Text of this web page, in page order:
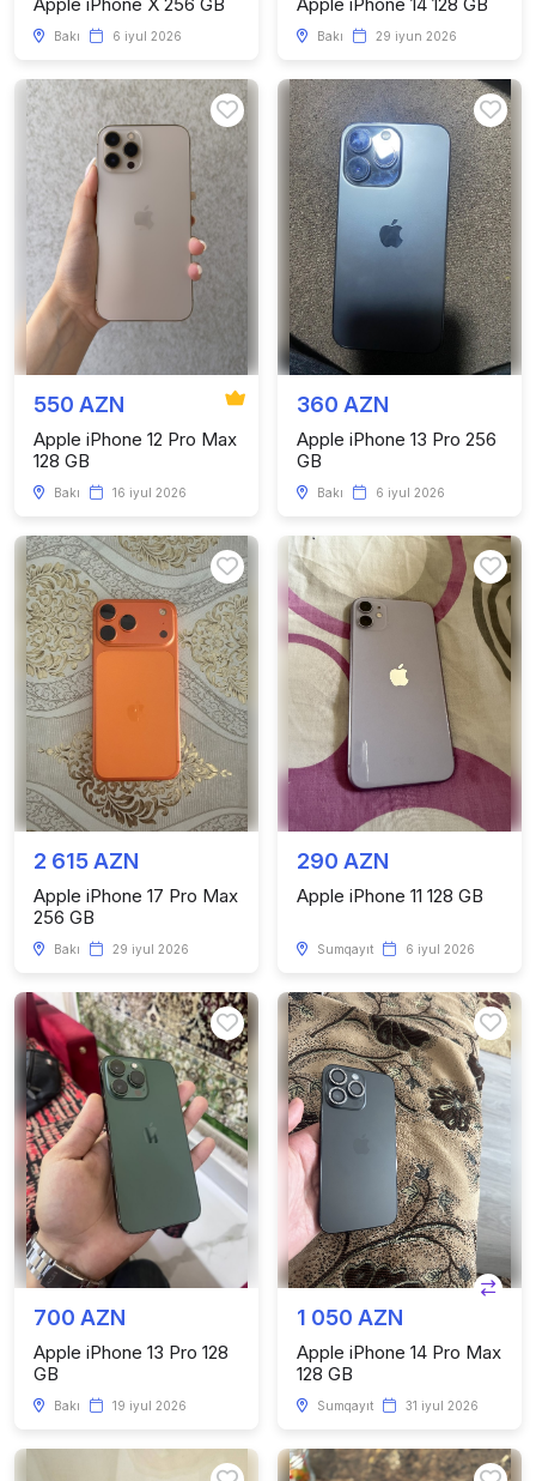
Bakı 6 iyul 2026 Bakı 29 iyun 2026
550 AZN
Apple iPhone 12 Pro Max
128 GB
Bakı 16 iyul 2026
360 AZN
Apple iPhone 13 Pro 256
GB
Bakı 6 iyul 2026
2 615 AZN
Apple iPhone 17 Pro Max
256 GB
Bakı 29 iyul 2026
290 AZN
Apple iPhone 11 128 GB
Sumqayıt 6 iyul 2026
700 AZN
Apple iPhone 13 Pro 128
GB
Bakı 19 iyul 2026
1 050 AZN
Apple iPhone 14 Pro Max
128 GB
Sumqayıt 31 iyul 2026